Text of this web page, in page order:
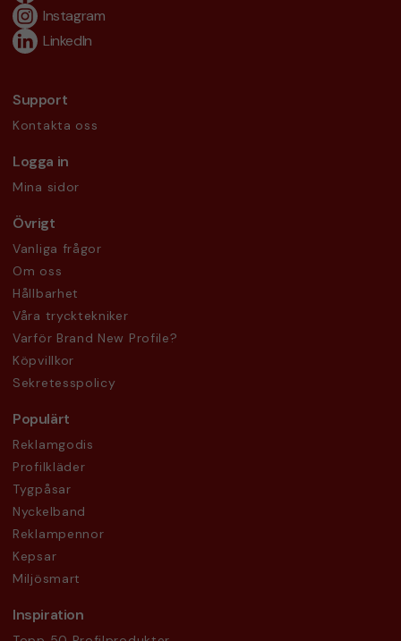
Instagram
LinkedIn
Support
Kontakta oss
Logga in
Mina sidor
Övrigt
Vanliga frågor
Om oss
Hållbarhet
Våra trycktekniker
Varför Brand New Profile?
Köpvillkor
Sekretesspolicy
Populärt
Reklamgodis
Profilkläder
Tygpåsar
Nyckelband
Reklampennor
Kepsar
Miljösmart
Inspiration